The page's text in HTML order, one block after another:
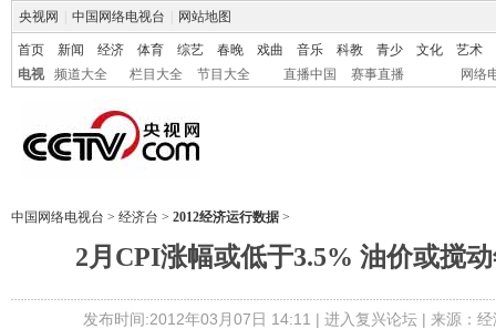
央视网 中国网络电视台 网站地图
首页 新闻 经济 体育 综艺 春晚 戏曲 音乐 科教 青少 文化
艺术
电视
频道大全 栏目大全 节目大全 直播中国 赛事直播 网络
中国网络电视台 > 经济台 > 2012经济运行数据 >
2月CPI涨幅或低于3.5% 油价或搅
发布时间:2012年03月07日 14:11 | 进入复兴论坛| 来源：